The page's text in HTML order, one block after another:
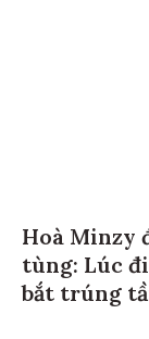
Hoà Minzy
tùng: Lúc
bắt trúng